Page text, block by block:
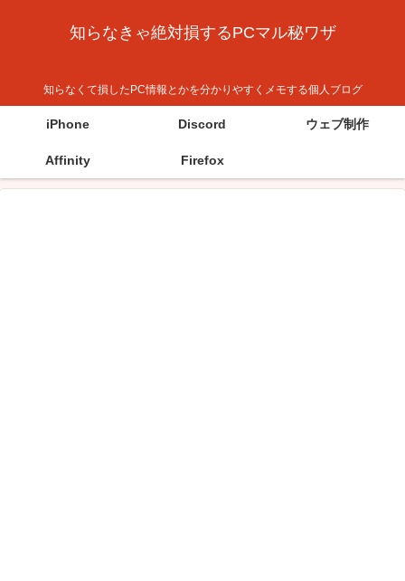
知らなきゃ絶対損するPCマル秘ワザ
知らなくて損したPC情報とかを分かりやすくメモする個人ブログ
iPhone Discord ウェブ制作
Affinity Firefox